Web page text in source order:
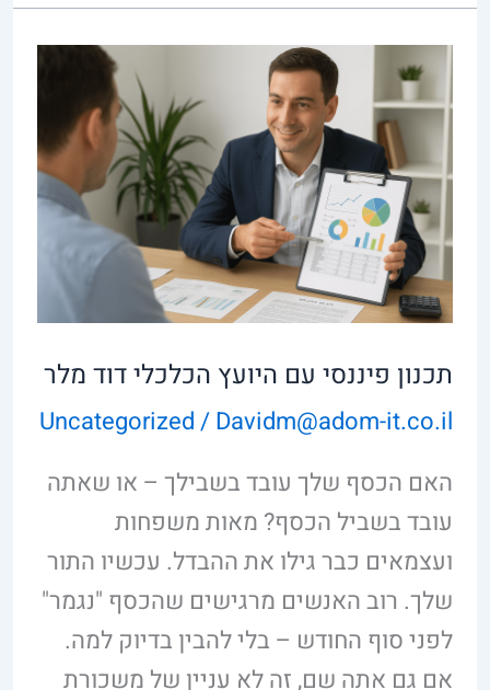
תכנון פיננסי עם היועץ הכלכלי דוד מלר
Uncategorized/Davidm@adom-it.co.il
האם הכסף שלך עובד בשבילך – או שאתה
עובד בשביל הכסף? מאות משפחות
ועצמאים כבר גילו את ההבדל. עכשיו התור
שלך. רוב האנשים מרגישים שהכסף "נגמר"
לפני סוף החודש – בלי להבין בדיוק למה.
אם גם אתה שם, זה לא עניין של משכורת
תכנון
פיננסי
עם
היועץ
הכלכלי
דוד
מלר